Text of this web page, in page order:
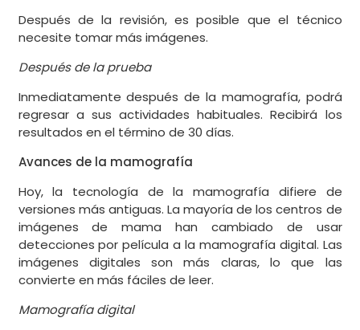
Después de la revisión, es posible que el técnico
necesite tomar más imágenes.
Después de la prueba
Inmediatamente después de la mamografía, podrá
regresar a sus actividades habituales. Recibirá los
resultados en el término de 30 días.
Avances de la mamografía
Hoy, la tecnología de la mamografía difiere de
versiones más antiguas. La mayoría de los centros de
imágenes de mama han cambiado de usar
detecciones por película a la mamografía digital. Las
imágenes digitales son más claras, lo que las
convierte en más fáciles de leer.
Mamografía digital